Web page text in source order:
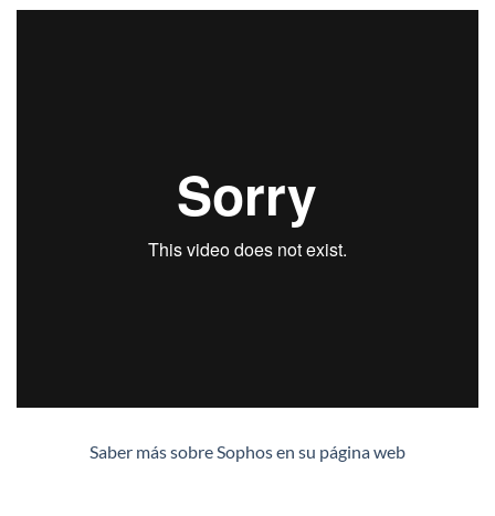
Saber más sobre Sophos en su página web